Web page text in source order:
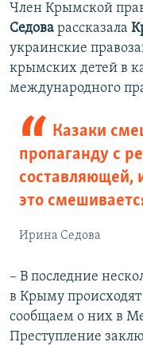
Член Крымской
Седова рассказала
украинские
крымских детей в
международного
Казаки
пропаганду с
составляющей,
это
Ирина Седова
– В последние
в Крыму
сообщаем о них в
Преступление